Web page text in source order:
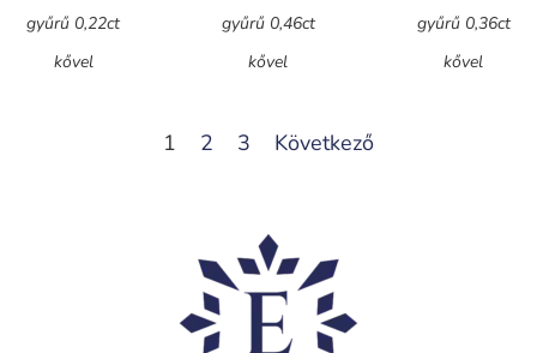
gyűrű 0,22ct
kővel
gyűrű 0,46ct
kővel
gyűrű 0,36ct
kővel
1 2 3 Következő